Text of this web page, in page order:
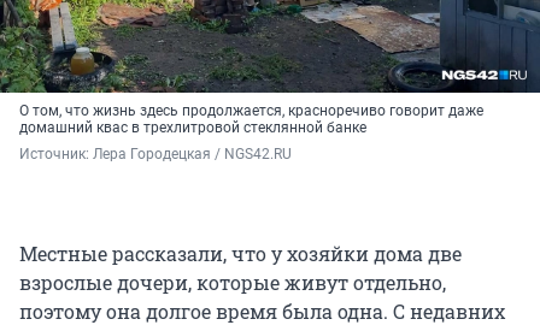
О том, что жизнь здесь продолжается, красноречиво говорит даже
домашний квас в трехлитровой стеклянной банке
Источник: Лера Городецкая / NGS42.RU
Местные рассказали, что у хозяйки дома две
взрослые дочери, которые живут отдельно,
поэтому она долгое время была одна. С недавних